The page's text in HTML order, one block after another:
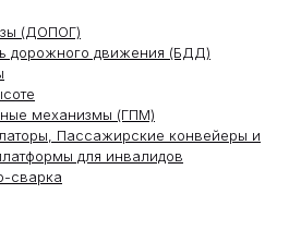
(ДОПОГ)
дорожного движения (БДД)
механизмы (ГПМ)
Пассажирские конвейеры и
для инвалидов
сварка